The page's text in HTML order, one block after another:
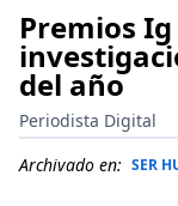
Premios
del año
Periodista Digital
Archivado en: SER